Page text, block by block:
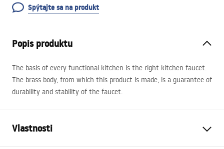
Spýtajte sa na produkt
Popis produktu
The basis of every functional kitchen is the right kitchen faucet.
The brass body, from which this product is made, is a guarantee of
durability and stability of the faucet.
Vlastnosti